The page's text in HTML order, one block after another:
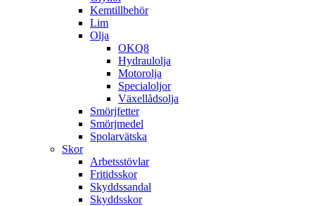
Kemtillbehör
Lim
Olja
OKQ8
Hydraulolja
Motorolja
Specialoljor
Växellådsolja
Smörjfetter
Smörjmedel
Spolarvätska
Skor
Arbetsstövlar
Fritidsskor
Skyddssandal
Skyddsskor